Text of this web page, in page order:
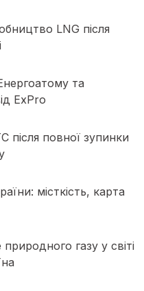
LNG після
та
ExPro
після повної зупинки
місткість, карта
газу у світі